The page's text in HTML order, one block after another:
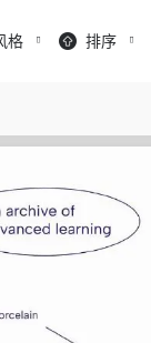
格 排序